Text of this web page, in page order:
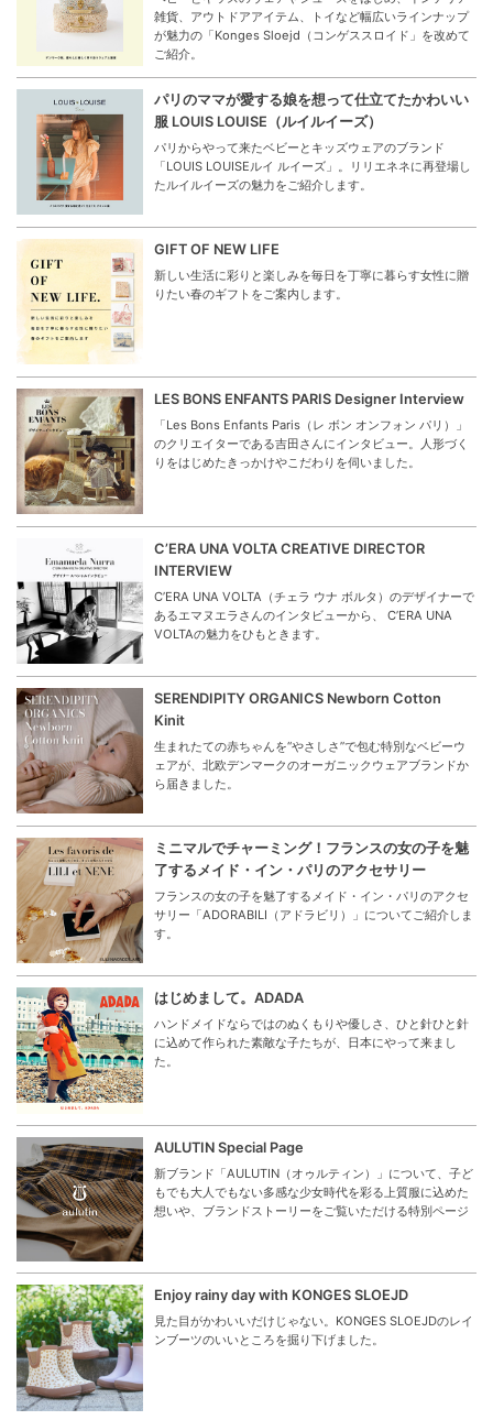
雑貨、アウトドアアイテム、トイなど幅広いラインナップ
が魅力の「Konges Sloejd（コンゲススロイド」を改めて
ご紹介。
パリのママが愛する娘を想って仕立てたかわいい
服 LOUIS LOUISE（ルイルイーズ）
パリからやって来たベビーとキッズウェアのブランド
「LOUIS LOUISEルイ ルイーズ」。リリエネネに再登場し
たルイルイーズの魅力をご紹介します。
GIFT OF NEW LIFE
新しい生活に彩りと楽しみを毎日を丁寧に暮らす女性に贈
りたい春のギフトをご案内します。
LES BONS ENFANTS PARIS Designer Interview
「Les Bons Enfants Paris（レ ボン オンフォン パリ）」
のクリエイターである吉田さんにインタビュー。人形づく
りをはじめたきっかけやこだわりを伺いました。
C’ERA UNA VOLTA CREATIVE DIRECTOR
INTERVIEW
C’ERA UNA VOLTA（チェラ ウナ ボルタ）のデザイナーで
あるエマヌエラさんのインタビューから、 C’ERA UNA
VOLTAの魅力をひもときます。
SERENDIPITY ORGANICS Newborn Cotton
Kinit
生まれたての赤ちゃんを“やさしさ”で包む特別なベビーウ
ェアが、北欧デンマークのオーガニックウェアブランドか
ら届きました。
ミニマルでチャーミング！フランスの女の子を魅
了するメイド・イン・パリのアクセサリー
フランスの女の子を魅了するメイド・イン・パリのアクセ
サリー「ADORABILI（アドラビリ）」についてご紹介しま
す。
はじめまして。ADADA
ハンドメイドならではのぬくもりや優しさ、ひと針ひと針
に込めて作られた素敵な子たちが、日本にやって来まし
た。
AULUTIN Special Page
新ブランド「AULUTIN（オゥルティン）」について、子ど
もでも大人でもない多感な少女時代を彩る上質服に込めた
想いや、ブランドストーリーをご覧いただける特別ページ
Enjoy rainy day with KONGES SLOEJD
見た目がかわいいだけじゃない。KONGES SLOEJDのレイ
ンブーツのいいところを掘り下げました。